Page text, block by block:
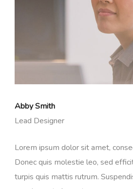
Abby Smith
Lead Designer
Lorem ipsum dolor sit amet,
Donec quis molestie leo, sed
turpis quis mattis rutrum.